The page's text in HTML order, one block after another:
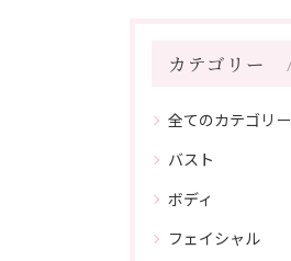
カテゴリー
全てのカテゴリー
バスト
ボディ
フェイシャル